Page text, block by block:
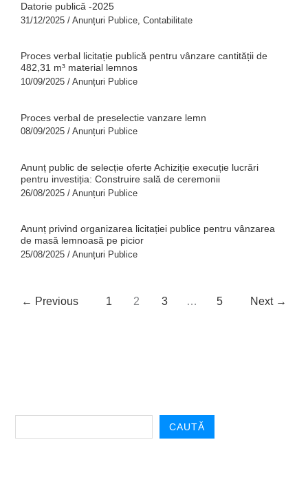
Datorie publică -2025
31/12/2025 / Anunțuri Publice, Contabilitate
Proces verbal licitație publică pentru vânzare cantității de
482,31 m³ material lemnos
10/09/2025 / Anunțuri Publice
Proces verbal de preselectie vanzare lemn
08/09/2025 / Anunțuri Publice
Anunț public de selecție oferte Achiziție execuție lucrări
pentru investiția: Construire sală de ceremonii
26/08/2025 / Anunțuri Publice
Anunț privind organizarea licitației publice pentru vânzarea
de masă lemnoasă pe picior
25/08/2025 / Anunțuri Publice
← Previous 1 2 3 … 5 Next →
CAUTĂ